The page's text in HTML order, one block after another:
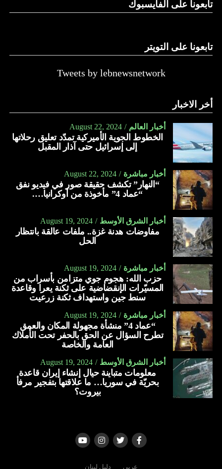
تابعونا على الفايسبوك
تابعونا على التويتر
Tweets by lebnewsnetwork
أخر الاخبار
أخبار العالم August 22, 2024
الخطوط الجوية الأميركية تمدّد تعليق رحلاتها
إلى إسرائيل حتى آذار المقبل
أخبار مباشرة August 22, 2024
“النهار” تكشف حقيقة صور في فيديو نفق
“عماد 4” مأخوذة من أوكرانيا….
أخبار الشرق الأوسط August 19, 2024
مفاوضات هدنة غزة.. ملفات عالقة بانتظار
الحل
أخبار مباشرة August 19, 2024
حزب الله: هجوم جوي متزامن بأسراب من
المسيّرات الإنقضاضية على ثكنة يعرا وقاعدة
سنط جين واستهداف ثكنة زرعيت
أخبار مباشرة August 19, 2024
“عماد 4” منشأة مجهولة المكان والعمق
تطرح السؤال عن الحق بالحفر تحت الأملاك
العامة والخاصة
أخبار الشرق الأوسط August 19, 2024
معلومات متباينة حيال إنشاء إيران قاعدة
بحريّة في سوريا… ما علاقتها بتفجير مرفأ
بيروت؟
عربي دليل لبنان